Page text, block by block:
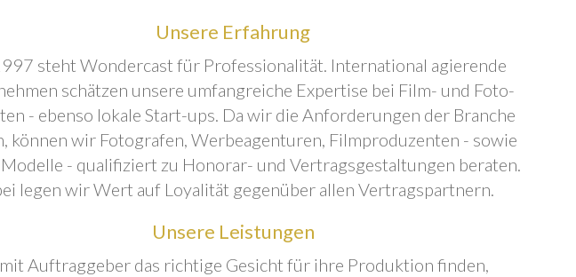
Unsere Erfahrung
steht Wondercast für Professionalität. International agierende
schätzen unsere umfangreiche Expertise bei Film- und Foto-
- ebenso lokale Start-ups. Da wir die Anforderungen der Branche
können wir Fotografen, Werbeagenturen, Filmproduzenten - sowie
- qualifiziert zu Honorar- und Vertragsgestaltungen beraten.
legen wir Wert auf Loyalität gegenüber allen Vertragspartnern.
Unsere Leistungen
Auftraggeber das richtige Gesicht für ihre Produktion finden,